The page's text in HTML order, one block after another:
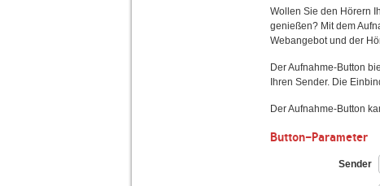
Wollen Sie den Hörern
genießen? Mit dem
Webangebot und der
Der Aufnahme-Button
Ihren Sender. Die
Der Aufnahme-Button
Button-Parameter
Sender